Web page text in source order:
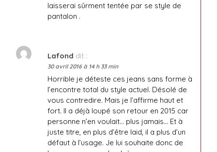
laisserai sûrment tentée par se style de
pantalon .
Lafond dit :
30 avril 2016 à 14 h 33 min
Horrible je déteste ces jeans sans forme à
l’encontre total du style actuel. Désolé de
vous contredire. Mais je l’affirme haut et
fort. Il a déjà loupé son retour en 2015 car
personne n’en voulait… plus jamais… Et à
juste titre, en plus d’être laid, il a plus d’un
défaut à l’usage. Je lui souhaite donc de